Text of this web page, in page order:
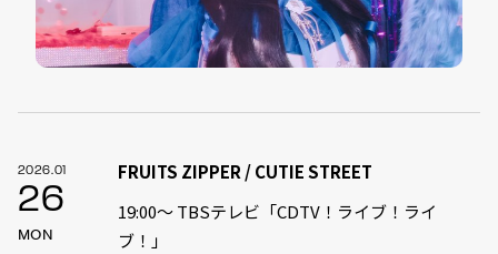
2026.01
26
MON
FRUITS ZIPPER / CUTIE STREET
19:00〜 TBSテレビ「CDTV！ライブ！ライ
ブ！」